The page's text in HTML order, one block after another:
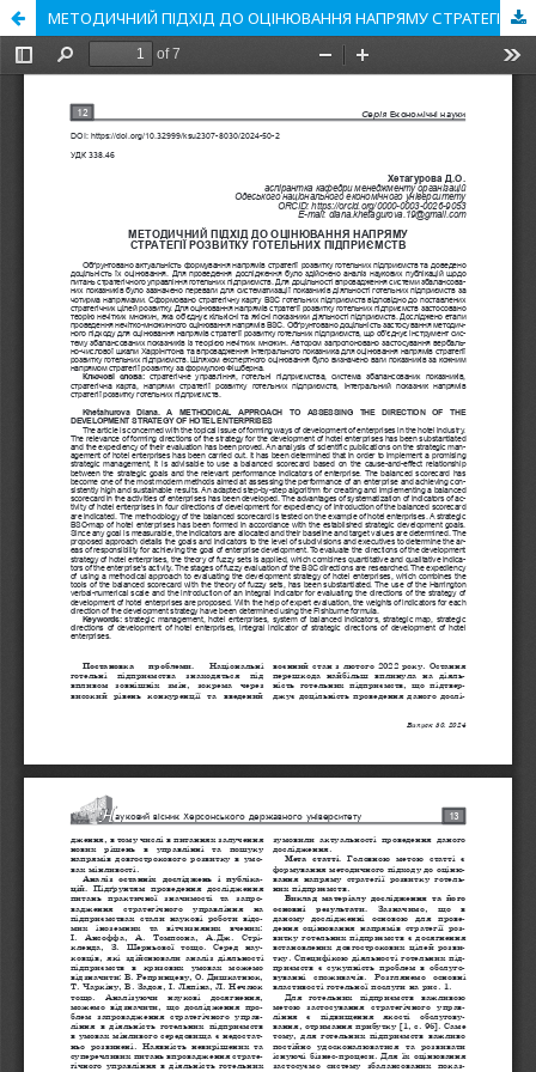
МЕТОДИЧНИЙ ПІДХІД ДО ОЦІНЮВАННЯ НАПРЯМУ СТРАТЕГІЇ РОЗВИТКУ ГОТЕЛЬНИХ ПІДПРИЄМСТВ